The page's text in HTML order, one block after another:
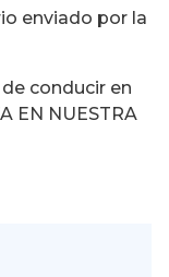
enviado por la
conducir en
EN NUESTRA